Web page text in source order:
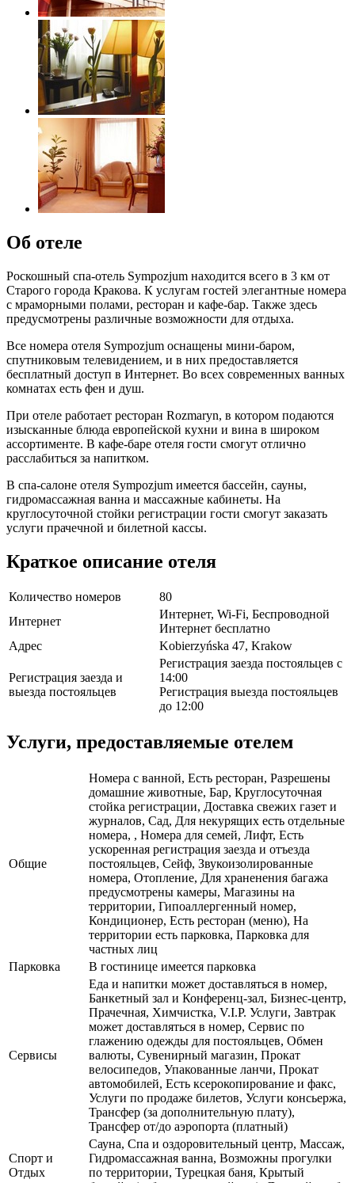
Об отеле
Роскошный спа-отель Sympozjum находится всего в 3 км от
Старого города Кракова. К услугам гостей элегантные номера
с мраморными полами, ресторан и кафе-бар. Также здесь
предусмотрены различные возможности для отдыха.
Все номера отеля Sympozjum оснащены мини-баром,
спутниковым телевидением, и в них предоставляется
бесплатный доступ в Интернет. Во всех современных ванных
комнатах есть фен и душ.
При отеле работает ресторан Rozmaryn, в котором подаются
изысканные блюда европейской кухни и вина в широком
ассортименте. В кафе-баре отеля гости смогут отлично
расслабиться за напитком.
В спа-салоне отеля Sympozjum имеется бассейн, сауны,
гидромассажная ванна и массажные кабинеты. На
круглосуточной стойки регистрации гости смогут заказать
услуги прачечной и билетной кассы.
Краткое описание отеля
Количество номеров
80
Интернет
Интернет, Wi-Fi, Беспроводной
Интернет бесплатно
Адрес
Kobierzyńska 47, Krakow
Регистрация заезда и
выезда постояльцев
Регистрация заезда постояльцев с
14:00
Регистрация выезда постояльцев
до 12:00
Услуги, предоставляемые отелем
Общие
Номера с ванной, Есть ресторан, Разрешены
домашние животные, Бар, Круглосуточная
стойка регистрации, Доставка свежих газет и
журналов, Сад, Для некурящих есть отдельные
номера, , Номера для семей, Лифт, Есть
ускоренная регистрация заезда и отъезда
постояльцев, Сейф, Звукоизолированные
номера, Отопление, Для храненения багажа
предусмотрены камеры, Магазины на
территории, Гипоаллергенный номер,
Кондиционер, Есть ресторан (меню), На
территории есть парковка, Парковка для
частных лиц
Парковка
В гостинице имеется парковка
Сервисы
Еда и напитки может доставляться в номер,
Банкетный зал и Конференц-зал, Бизнес-центр,
Прачечная, Химчистка, V.I.P. Услуги, Завтрак
может доставляться в номер, Сервис по
глажению одежды для постояльцев, Обмен
валюты, Сувенирный магазин, Прокат
велосипедов, Упакованные ланчи, Прокат
автомобилей, Есть ксерокопирование и факс,
Услуги по продаже билетов, Услуги консьержа,
Трансфер (за дополнительную плату),
Трансфер от/до аэропорта (платный)
Спорт и
Отдых
Сауна, Спа и оздоровительный центр, Массаж,
Гидромассажная ванна, Возможны прогулки
по территории, Турецкая баня, Крытый